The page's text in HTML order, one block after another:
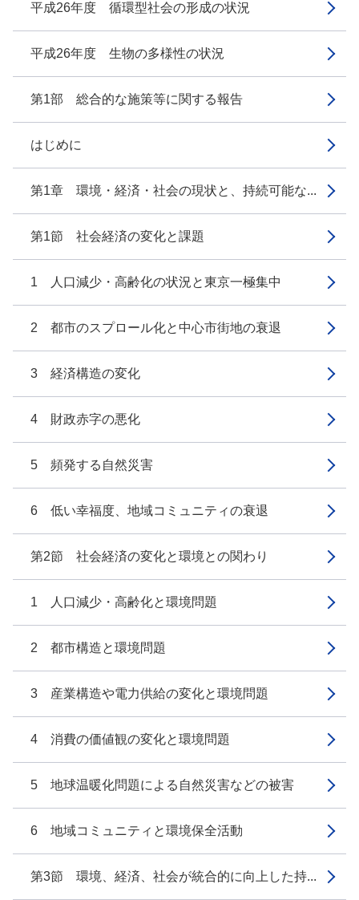
平成26年度 循環型社会の形成の状況
平成26年度 生物の多様性の状況
第1部 総合的な施策等に関する報告
はじめに
第1章 環境・経済・社会の現状と、持続可能な...
第1節 社会経済の変化と課題
1 人口減少・高齢化の状況と東京一極集中
2 都市のスプロール化と中心市街地の衰退
3 経済構造の変化
4 財政赤字の悪化
5 頻発する自然災害
6 低い幸福度、地域コミュニティの衰退
第2節 社会経済の変化と環境との関わり
1 人口減少・高齢化と環境問題
2 都市構造と環境問題
3 産業構造や電力供給の変化と環境問題
4 消費の価値観の変化と環境問題
5 地球温暖化問題による自然災害などの被害
6 地域コミュニティと環境保全活動
第3節 環境、経済、社会が統合的に向上した持...